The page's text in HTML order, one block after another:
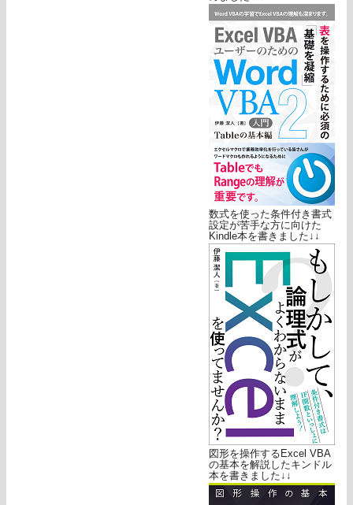
数式を使った条件付き書式
設定が苦手な方に向けた
Kindle本を書きました↓↓
図形を操作するExcel VBA
の基本を解説したキンドル
本を書きました↓↓